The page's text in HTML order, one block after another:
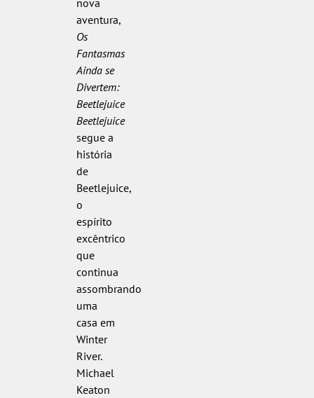
aventura,
Os
Fantasmas
Ainda se
Divertem:
Beetlejuice
Beetlejuice
segue a
história
de
Beetlejuice,
o
espírito
excêntrico
que
continua
assombrando
uma
casa em
Winter
River.
Michael
Keaton